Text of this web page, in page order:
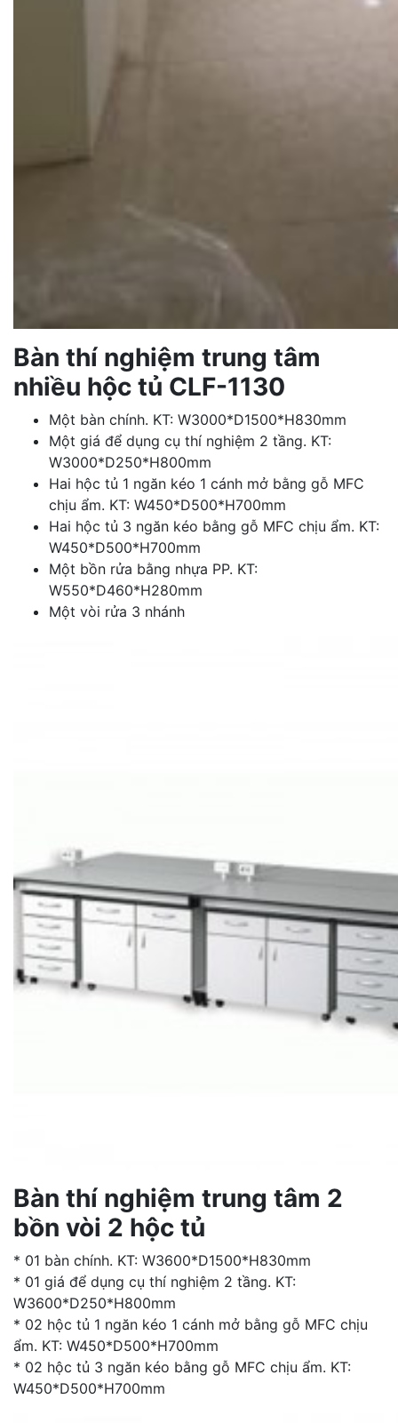
Bàn thí nghiệm trung tâm
nhiều hộc tủ CLF-1130
Một bàn chính. KT: W3000*D1500*H830mm
Một giá để dụng cụ thí nghiệm 2 tầng. KT:
W3000*D250*H800mm
Hai hộc tủ 1 ngăn kéo 1 cánh mở bằng gỗ MFC
chịu ẩm. KT: W450*D500*H700mm
Hai hộc tủ 3 ngăn kéo bằng gỗ MFC chịu ẩm. KT:
W450*D500*H700mm
Một bồn rửa bằng nhựa PP. KT:
W550*D460*H280mm
Một vòi rửa 3 nhánh
Bàn thí nghiệm trung tâm 2
bồn vòi 2 hộc tủ
* 01 bàn chính. KT: W3600*D1500*H830mm
* 01 giá để dụng cụ thí nghiệm 2 tầng. KT:
W3600*D250*H800mm
* 02 hộc tủ 1 ngăn kéo 1 cánh mở bằng gỗ MFC chịu
ẩm. KT: W450*D500*H700mm
* 02 hộc tủ 3 ngăn kéo bằng gỗ MFC chịu ẩm. KT:
W450*D500*H700mm